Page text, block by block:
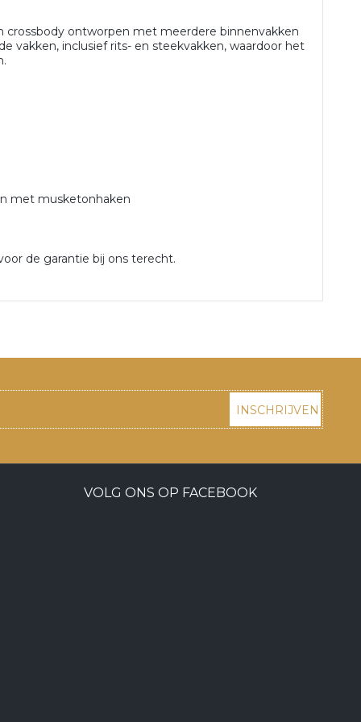
crossbody ontworpen met meerdere binnenvakken
vakken, inclusief rits- en steekvakken, waardoor het
met musketonhaken
de garantie bij ons terecht.
INSCHRIJVEN
VOLG ONS OP FACEBOOK